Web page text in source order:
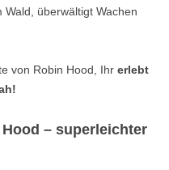
überwältigt Wachen
von Robin Hood, Ihr erlebt
– superleichter